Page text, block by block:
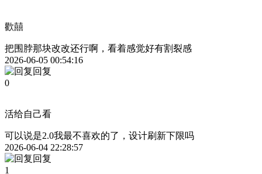
歡囍
把围脖那块改改还行啊，看着感觉好有割裂感
2026-06-05 00:54:16
回复
0
活给自己看
可以说是2.0我最不喜欢的了，设计刷新下限吗
2026-06-04 22:28:57
回复
1